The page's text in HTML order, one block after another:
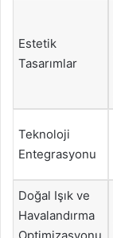
Estetik
Tasarımlar
Teknoloji
Entegrasyonu
Doğal Işık ve
Havalandırma